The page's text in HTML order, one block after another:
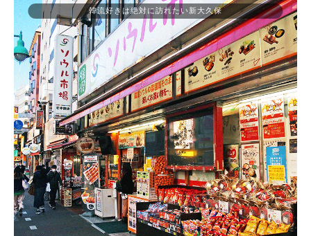
韓流好きは絶対に訪れたい新大久保